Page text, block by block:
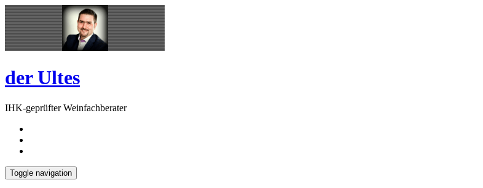
Skip
to
content
Open
Sidebar
der Ultes
IHK-geprüfter Weinfachberater
Toggle navigation